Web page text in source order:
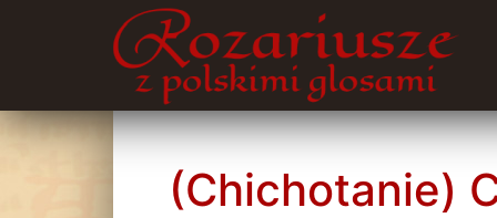
(Chichotanie)